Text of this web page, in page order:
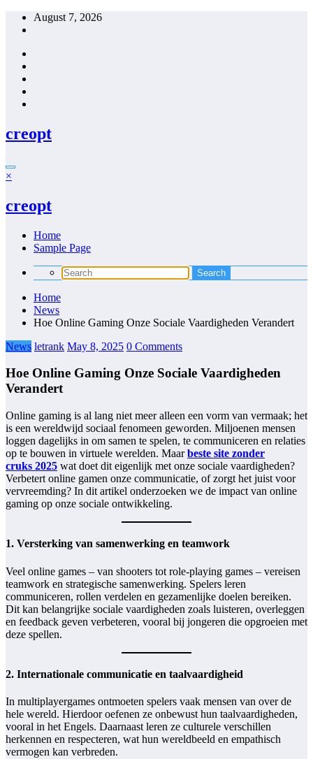
Skip
August 7, 2026
creopt
×
creopt
Home
Sample Page
Home
News
Hoe Online Gaming Onze Sociale Vaardigheden Verandert
News letrank May 8, 2025 0 Comments
Hoe Online Gaming Onze Sociale Vaardigheden
Verandert
Online gaming is al lang niet meer alleen een vorm van vermaak; het
is een wereldwijd sociaal fenomeen geworden. Miljoenen mensen
loggen dagelijks in om samen te spelen, te communiceren en relaties
op te bouwen in virtuele werelden. Maarbeste site zonder
cruks 2025 wat doet dit eigenlijk met onze sociale vaardigheden?
Verbetert online gamen onze communicatie, of zorgt het juist voor
vervreemding? In dit artikel onderzoeken we de impact van online
gaming op onze sociale ontwikkeling.
1. Versterking van samenwerking en teamwork
Veel online games – van shooters tot role-playing games – vereisen
teamwork en strategische samenwerking. Spelers leren
communiceren, rollen verdelen en gezamenlijke doelen bereiken.
Dit kan belangrijke sociale vaardigheden zoals luisteren, overleggen
en feedback geven verbeteren, vooral bij jongeren die opgroeien met
deze spellen.
2. Internationale communicatie en taalvaardigheid
In multiplayergames ontmoeten spelers vaak mensen van over de
hele wereld. Hierdoor oefenen ze onbewust hun taalvaardigheden,
vooral in het Engels. Daarnaast leren ze culturele verschillen
herkennen en respecteren, wat hun wereldbeeld en empathisch
vermogen kan verbreden.